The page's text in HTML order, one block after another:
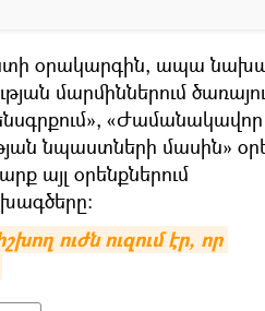
օրակարգին, ապա
մարմիններում
«Ժամանակավոր
նպաստների մասին»
այլ օրենքներում
ուժն ուզում էր, որ